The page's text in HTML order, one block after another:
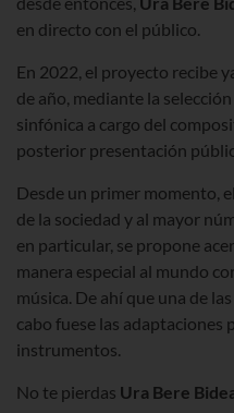
en directo con el público.
En 2022, el proyecto recibe
de año, mediante la
sinfónica a cargo del
posterior presentación
Desde un primer momento,
de la sociedad y al mayor
en particular, se propone
manera especial al mundo
música. De ahí que una de
cabo fuese las adaptaciones
instrumentos.
No te pierdas Ura Bere